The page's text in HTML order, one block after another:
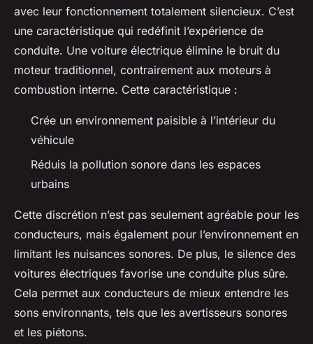
avec leur fonctionnement totalement silencieux. C’est
une caractéristique qui redéfinit l’expérience de
conduite. Une voiture électrique élimine le bruit du
moteur traditionnel, contrairement aux moteurs à
combustion interne. Cette caractéristique :
Crée un environnement paisible à l’intérieur du
véhicule
Réduis la pollution sonore dans les espaces
urbains
Cette discrétion n’est pas seulement agréable pour les
conducteurs, mais également pour l’environnement en
limitant les nuisances sonores. De plus, le silence des
voitures électriques favorise une conduite plus sûre.
Cela permet aux conducteurs de mieux entendre les
sons environnants, tels que les avertisseurs sonores
et les piétons.